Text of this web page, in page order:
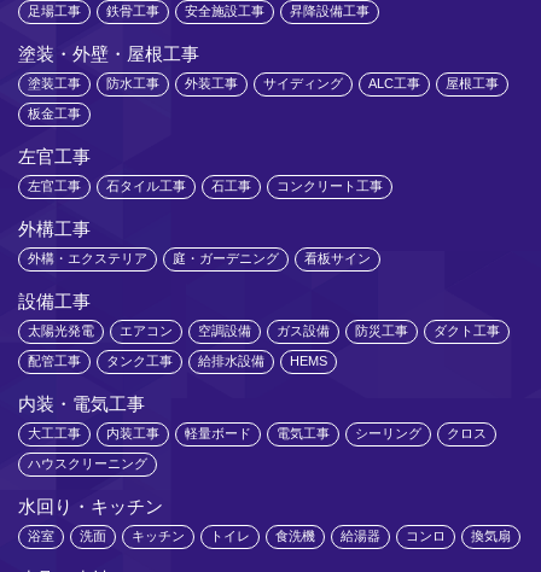
足場工事 鉄骨工事 安全施設工事 昇降設備工事
塗装・外壁・屋根工事
塗装工事 防水工事 外装工事 サイディング ALC工事 屋根工事
板金工事
左官工事
左官工事 石タイル工事 石工事 コンクリート工事
外構工事
外構・エクステリア 庭・ガーデニング 看板サイン
設備工事
太陽光発電 エアコン 空調設備 ガス設備 防災工事 ダクト工事
配管工事 タンク工事 給排水設備 HEMS
内装・電気工事
大工工事 内装工事 軽量ボード 電気工事 シーリング クロス
ハウスクリーニング
水回り・キッチン
浴室 洗面 キッチン トイレ 食洗機 給湯器 コンロ 換気扇